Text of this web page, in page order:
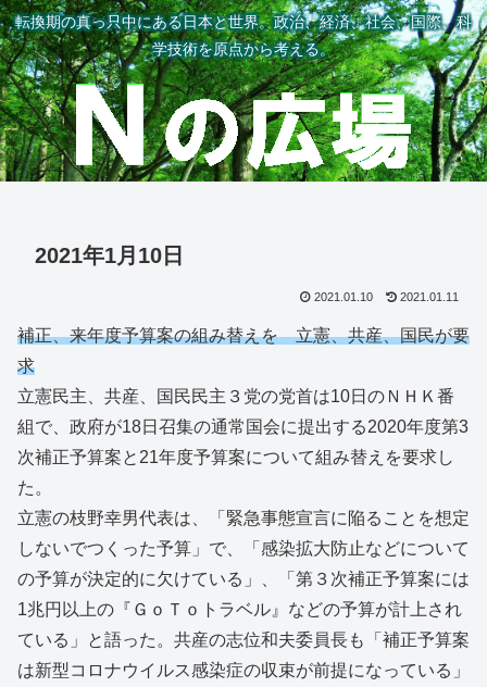
転換期の真っ只中にある日本と世界。政治、経済、社会、国際、科
学技術を原点から考える。
2021年1月10日
2021.01.10 2021.01.11
補正、来年度予算案の組み替えを 立憲、共産、国民が要
求
立憲民主、共産、国民民主３党の党首は10日のＮＨＫ番
組で、政府が18日召集の通常国会に提出する2020年度第3
次補正予算案と21年度予算案について組み替えを要求し
た。
立憲の枝野幸男代表は、「緊急事態宣言に陥ることを想定
しないでつくった予算」で、「感染拡大防止などについて
の予算が決定的に欠けている」、「第３次補正予算案には
1兆円以上の『ＧｏＴｏトラベル』などの予算が計上され
ている」と語った。共産の志位和夫委員長も「補正予算案
は新型コロナウイルス感染症の収束が前提になっている」